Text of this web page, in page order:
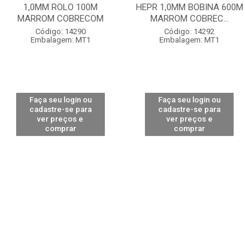
1,0MM ROLO 100M
MARROM COBRECOM
Código: 14290
Embalagem: MT1
Faça seu login ou
cadastre-se para
ver preços e
comprar
HEPR 1,0MM BOBINA 600M
MARROM COBREC...
Código: 14292
Embalagem: MT1
Faça seu login ou
cadastre-se para
ver preços e
comprar